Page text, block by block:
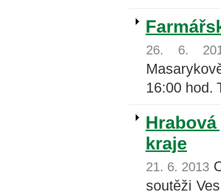
26. 6.
16:00 hod.
kraje
21. 6. 2013
soutěži